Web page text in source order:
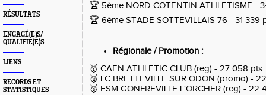
RÉSULTATS
ENGAGÉ(E)S/
QUALIFIÉ(E)S
LIENS
RECORDS ET
STATISTIQUES
🏆 5ème NORD COTENTIN ATHLETISME -
🏆 6ème STADE SOTTEVILLAIS 76 - 31 339
Régionale / Promotion :
🥇 CAEN ATHLETIC CLUB (reg) - 27 058 pts
🥈 LC BRETTEVILLE SUR ODON (promo) -
🥉 ESM GONFREVILLE L'ORCHER (reg) - 22